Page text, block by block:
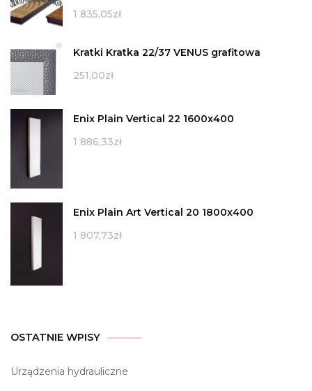
1 835,05zł
Kratki Kratka 22/37 VENUS grafitowa
251,00zł
Enix Plain Vertical 22 1600x400
1 886,33zł
Enix Plain Art Vertical 20 1800x400
1 807,73zł
OSTATNIE WPISY
Urządzenia hydrauliczne